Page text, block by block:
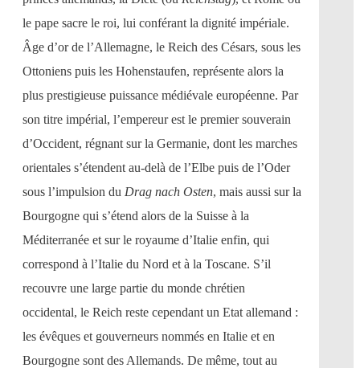
le pape sacre le roi, lui conférant la dignité impériale.
Âge d’or de l’Allemagne, le Reich des Césars, sous les
Ottoniens puis les Hohenstaufen, représente alors la
plus prestigieuse puissance médiévale européenne. Par
son titre impérial, l’empereur est le premier souverain
d’Occident, régnant sur la Germanie, dont les marches
orientales s’étendent au-delà de l’Elbe puis de l’Oder
sous l’impulsion du Drag nach Osten, mais aussi sur la
Bourgogne qui s’étend alors de la Suisse à la
Méditerranée et sur le royaume d’Italie enfin, qui
correspond à l’Italie du Nord et à la Toscane. S’il
recouvre une large partie du monde chrétien
occidental, le Reich reste cependant un Etat allemand :
les évêques et gouverneurs nommés en Italie et en
Bourgogne sont des Allemands. De même, tout au